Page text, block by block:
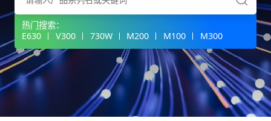
热门搜索：
E630
V300 730W M200 M100 M300